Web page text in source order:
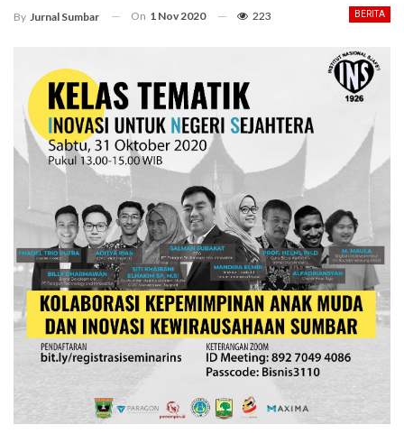
BERITA
By Jurnal Sumbar On 1 Nov 2020 223